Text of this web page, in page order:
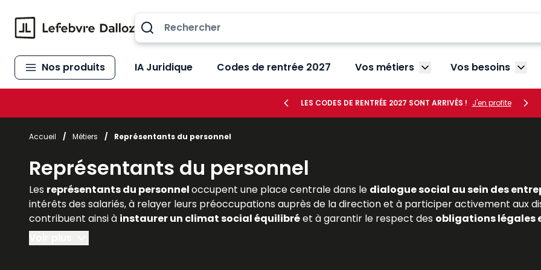
Nos produits IA Juridique Codes de rentrée 2027 Vos métiers Afficher le sous-menu
Vos besoins
LES CODES DE RENTRÉE 2027 SONT ARRIVÉS ! J'en profite
Accueil / Métiers / Représentants du personnel
Représentants du personnel
Les représentants du personneloccupent une place centrale dans le dialogue social au sein des
intérêts des salariés, à relayer leurs préoccupations auprès de la direction et à participer activement aux
contribuent ainsi à instaurer un climat social équilibréet à garantir le respect des obligations légales
droit, les juristes d’entreprise et les praticiens doivent maîtriser les règles encadrant leur désignation, leurs
Lefebvre Dalloz